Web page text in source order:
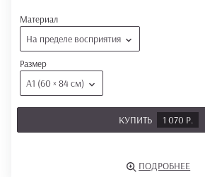
Материал
На пределе восприятия
Размер
А1 (60 × 84 см)
КУПИТЬ 1 070 Р.
ПОДРОБНЕЕ